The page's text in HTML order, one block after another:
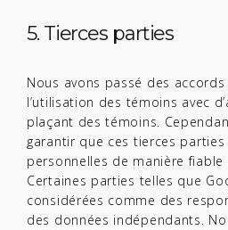
5. Tierces parties
Nous avons passé des
l’utilisation des témoins avec
plaçant des témoins.
garantir que ces tierces
personnelles de manière fiable
Certaines parties telles que
considérées comme des
des données indépendants.